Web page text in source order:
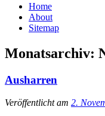
Home
About
Sitemap
Monatsarchiv:
Ausharren
Veröffentlicht am 2.